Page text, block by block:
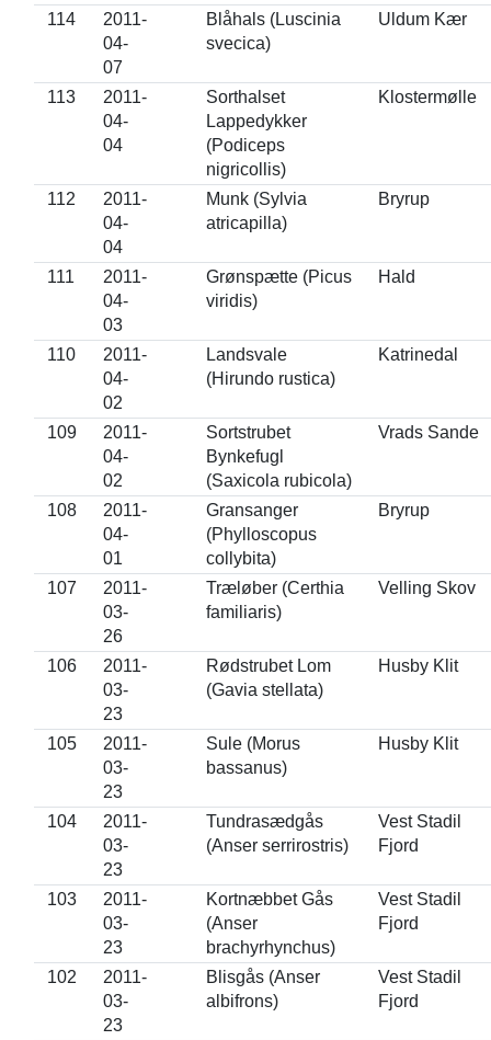
114
2011-
04-
07
Blåhals (Luscinia
svecica)
Uldum Kær
113
2011-
04-
04
Sorthalset
Lappedykker
(Podiceps
nigricollis)
Klostermølle
112
2011-
04-
04
Munk (Sylvia
atricapilla)
Bryrup
111
2011-
04-
03
Grønspætte (Picus
viridis)
Hald
110
2011-
04-
02
Landsvale
(Hirundo rustica)
Katrinedal
109
2011-
04-
02
Sortstrubet
Bynkefugl
(Saxicola rubicola)
Vrads Sande
108
2011-
04-
01
Gransanger
(Phylloscopus
collybita)
Bryrup
107
2011-
03-
26
Træløber (Certhia
familiaris)
Velling Skov
106
2011-
03-
23
Rødstrubet Lom
(Gavia stellata)
Husby Klit
105
2011-
03-
23
Sule (Morus
bassanus)
Husby Klit
104
2011-
03-
23
Tundrasædgås
(Anser serrirostris)
Vest Stadil
Fjord
103
2011-
03-
23
Kortnæbbet Gås
(Anser
brachyrhynchus)
Vest Stadil
Fjord
102
2011-
03-
23
Blisgås (Anser
albifrons)
Vest Stadil
Fjord